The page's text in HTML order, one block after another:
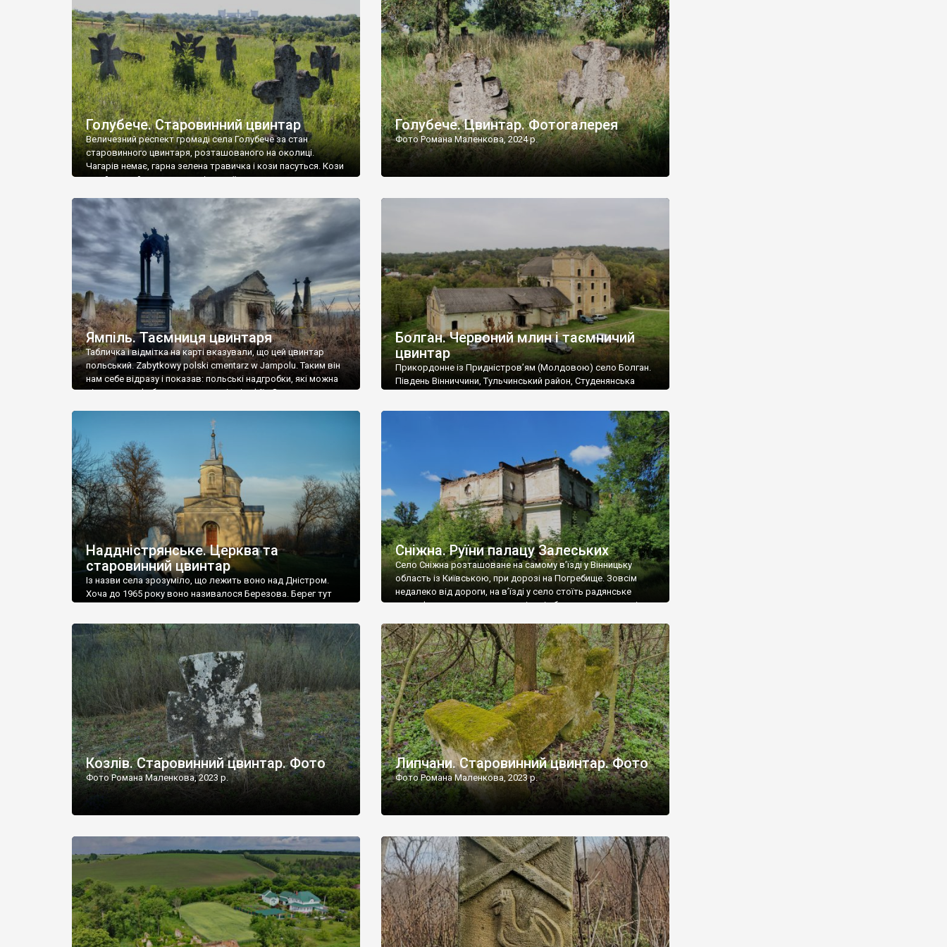
[…]
Голубече. Старовинний цвинтар
Величезний респект громаді села Голубече за стан
старовинного цвинтаря, розташованого на околиці.
Чагарів немає, гарна зелена травичка і кози пасуться. Кози
– найкращий регулятор шкідливої, для старих кладовищ,
бруньками, кози ті бруньки обгризають, бо то улюблений
делікатес. На цвинтарі у Голубечому ціла колекція
різноманітних форм хрестів. Село відносно невелике, […]
Голубече. Цвинтар. Фотогалерея
Фото Романа Маленкова, 2024 р.
Ямпіль. Таємниця цвинтаря
Табличка і відмітка на карті вказували, що цей цвинтар
польський. Zabytkowy polski cmentarz w Jampolu. Таким він
нам себе відразу і показав: польські надгробки, які можна
віднести до фабричних, польські епітафії… Загалом цвинтар
виявилося більше семи гектарів. Перше враження про
абсолютну звичайність польського цвинтаря виявилося
оманливим – […]
Болган. Червоний млин і таємничий
цвинтар
Прикордонне із Придністров’ям (Молдовою) село Болган.
Південь Вінниччини, Тульчинський район, Студенянська
старовинний цвинтар із кам’яними хрестами. Всі епітафії, які
збереглися, написані кирилицею, церковнослов’янською
мовою. За всіма традиційними ознаками – цвинтар
український. Хрести датуються 19 століттям. У 1924-1940
роках Болган […]
Наддністрянське. Церква та
старовинний цвинтар
Із назви села зрозуміло, що лежить воно над Дністром.
Хоча до 1965 року воно називалося Березова. Берег тут
Наддністрянське відрізняється від більшості навколишніх
сіл. У селі є мурована Михайлівська церква. Точної дати […]
Сніжна. Руїни палацу Залеських
Село Сніжна розташоване на самому в’їзді у Вінницьку
область із Київською, при дорозі на Погребище. Зовсім
недалеко від дороги, на в’їзді у село стоїть радянське
рельєфне пано, яке показує жінку і яблуню, а трохи далі,
дороги їх не видно, але видно дві стареньких колії у траві –
[…]
Козлів. Старовинний цвинтар. Фото
Фото Романа Маленкова, 2023 р.
Липчани. Старовинний цвинтар. Фото
Фото Романа Маленкова, 2023 р.